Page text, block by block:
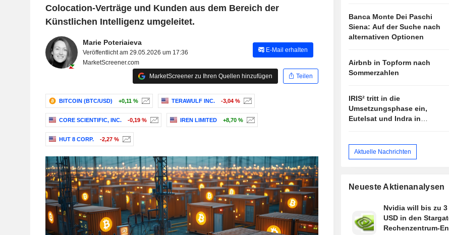
Colocation-Verträge und Kunden aus dem Bereich der
Künstlichen Intelligenz umgeleitet.
Marie Poteriaieva
Veröffentlicht am 29.05.2026 um 17:36
MarketScreener.com
E-Mail erhalten
MarketScreener zu Ihren Quellen hinzufügen Teilen
BITCOIN (BTC/USD) +0,11 % TERAWULF INC. -3,04 %
CORE SCIENTIFIC, INC. -0,19 % IREN LIMITED +8,70 %
HUT 8 CORP. -2,27 %
Banca Monte Dei Paschi
Siena: Auf der Suche nach
alternativen Optionen
Airbnb in Topform nach
Sommerzahlen
IRIS² tritt in die
Umsetzungsphase ein,
Eutelsat und Indra in
Aktuelle Nachrichten
Neueste Aktienanalysen
Nvidia will bis zu 3
USD in den
Rechenzentrum-